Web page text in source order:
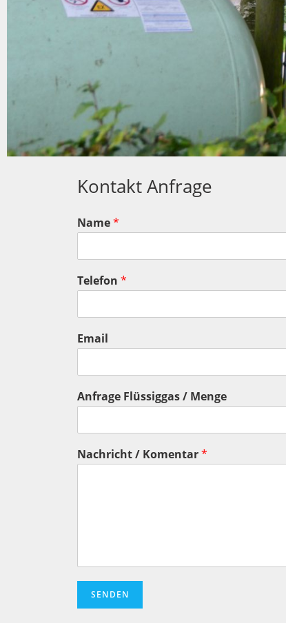
Kontakt Anfrage
Name*
Telefon *
Email
Anfrage Flüssiggas / Menge
Nachricht / Komentar*
SENDEN